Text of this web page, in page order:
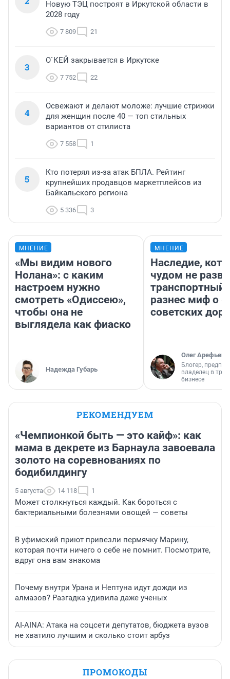
Новую ТЭЦ построят в Иркутской области в
2028 году
7 809 21
3
О`КЕЙ закрывается в Иркутске
7 752 22
4
Освежают и делают моложе: лучшие стрижки
для женщин после 40 — топ стильных
вариантов от стилиста
7 558 1
5
Кто потерял из-за атак БПЛА. Рейтинг
крупнейших продавцов маркетплейсов из
Байкальского региона
5 336 3
МНЕНИЕ
«Мы видим нового
Нолана»: с каким
настроем нужно
смотреть «Одиссею»,
чтобы она не
выглядела как фиаско
Надежда Губарь
МНЕНИЕ
Наследие,
чудом не
транспортный
разнес миф о
советских
Олег Арефьев
Блогер,
владелец в
бизнесе
РЕКОМЕНДУЕМ
«Чемпионкой быть — это кайф»: как
мама в декрете из Барнаула завоевала
золото на соревнованиях по
бодибилдингу
5 августа 14 118 1
Может столкнуться каждый. Как бороться с
бактериальными болезнями овощей — советы
В уфимский приют привезли пермячку Марину,
которая почти ничего о себе не помнит. Посмотрите,
вдруг она вам знакома
Почему внутри Урана и Нептуна идут дожди из
алмазов? Разгадка удивила даже ученых
AI-AINA: Атака на соцсети депутатов, бюджета вузов
не хватило лучшим и сколько стоит арбуз
ПРОМОКОДЫ